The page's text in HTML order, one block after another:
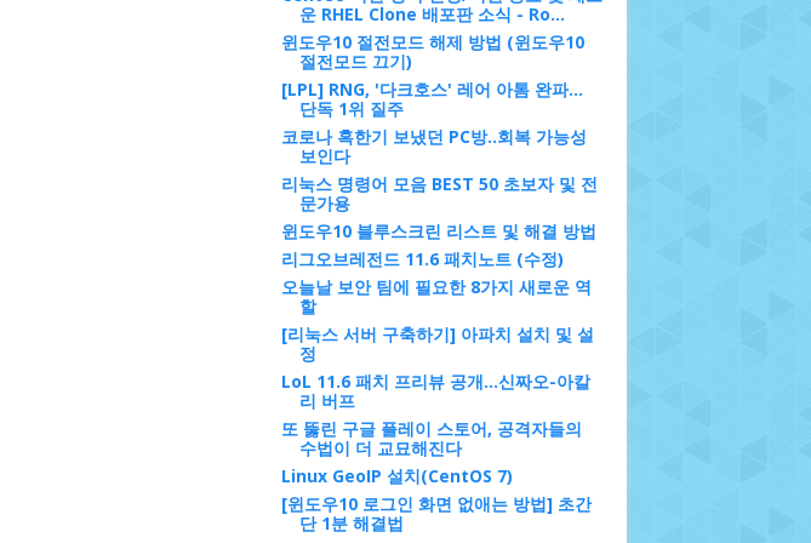
운 RHEL Clone 배포판 소식 - Ro...
윈도우10 절전모드 해제 방법 (윈도우10
절전모드 끄기)
[LPL] RNG, '다크호스' 레어 아톰 완파...
단독 1위 질주
코로나 혹한기 보냈던 PC방..회복 가능성
보인다
리눅스 명령어 모음 BEST 50 초보자 및 전
문가용
윈도우10 블루스크린 리스트 및 해결 방법
리그오브레전드 11.6 패치노트 (수정)
오늘날 보안 팀에 필요한 8가지 새로운 역
할
[리눅스 서버 구축하기] 아파치 설치 및 설
정
LoL 11.6 패치 프리뷰 공개…신짜오-아칼
리 버프
또 뚫린 구글 플레이 스토어, 공격자들의
수법이 더 교묘해진다
Linux GeoIP 설치(CentOS 7)
[윈도우10 로그인 화면 없애는 방법] 초간
단 1분 해결법